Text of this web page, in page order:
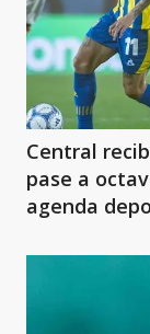
Central
pase a
agenda